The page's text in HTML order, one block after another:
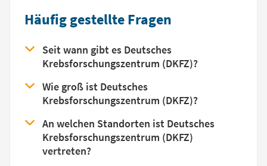
Häufig gestellte Fragen
Seit wann gibt es Deutsches
Krebsforschungszentrum (DKFZ)?
Wie groß ist Deutsches
Krebsforschungszentrum (DKFZ)?
An welchen Standorten ist Deutsches
Krebsforschungszentrum (DKFZ)
vertreten?